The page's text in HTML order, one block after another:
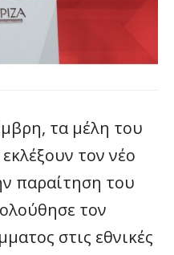
τα μέλη του
τον νέο
παραίτηση του
τον
στις εθνικές